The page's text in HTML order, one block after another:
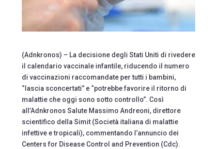
(Adnkronos) – La decisione degli Stati Uniti di rivedere
il calendario vaccinale infantile, riducendo il numero
di vaccinazioni raccomandate per tutti i bambini,
“lascia sconcertati” e “potrebbe favorire il ritorno di
malattie che oggi sono sotto controllo”. Così
all’Adnkronos Salute Massimo Andreoni, direttore
scientifico della Simit (Società italiana di malattie
infettive e tropicali), commentando l’annuncio dei
Centers for Disease Control and Prevention (Cdc).